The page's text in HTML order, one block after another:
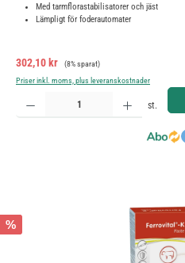
Med tarmflorastabilisatorer och jäst
Lämpligt för foderautomater
Försäljningspris:
302,10 kr Ordinarie pris:
(8% sparat)
Priser inkl. moms, plus leveranskostnader
Produktkvantitet: Ange önskat belopp eller
st.
%